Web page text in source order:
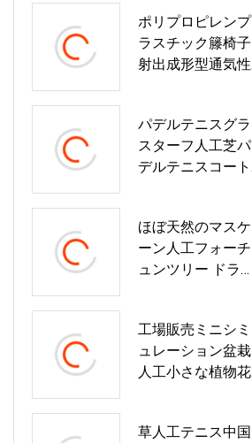
ポリプロピレンプ
ラスチック籐椅子
射出成形型通気性
グレストラン杖椅
子とテーブル金型
ツーリング
パデルテニスグラ
スターフ人工芝パ
デルテニスコート
デル芝、収縮しな
い芝
ほぼ天然のマスケ
ーン人工フォーチ
ュンツリー ドラセ
工場販売ミニシミ
ュレーション盆栽
人工小さな植物花
草人工テニス中国